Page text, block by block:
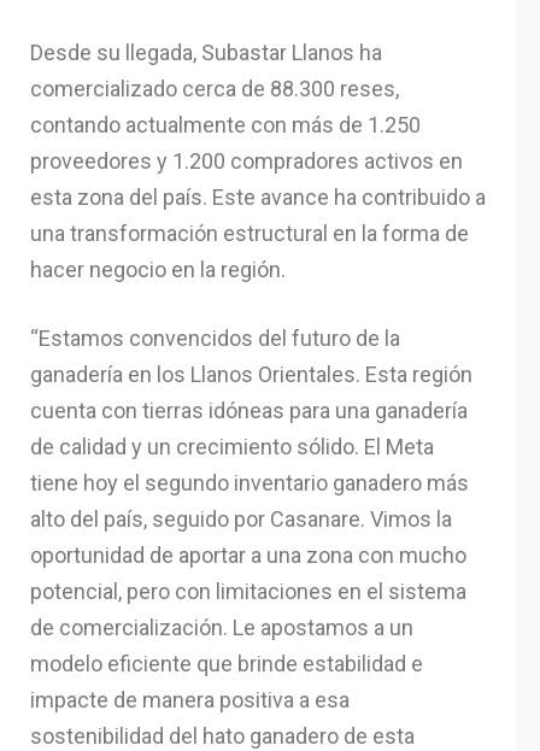
Desde su llegada, Subastar Llanos ha
comercializado cerca de 88.300 reses,
contando actualmente con más de 1.250
proveedores y 1.200 compradores activos en
esta zona del país. Este avance ha contribuido a
una transformación estructural en la forma de
hacer negocio en la región.
“Estamos convencidos del futuro de la
ganadería en los Llanos Orientales. Esta región
cuenta con tierras idóneas para una ganadería
de calidad y un crecimiento sólido. El Meta
tiene hoy el segundo inventario ganadero más
alto del país, seguido por Casanare. Vimos la
oportunidad de aportar a una zona con mucho
potencial, pero con limitaciones en el sistema
de comercialización. Le apostamos a un
modelo eficiente que brinde estabilidad e
impacte de manera positiva a esa
sostenibilidad del hato ganadero de esta